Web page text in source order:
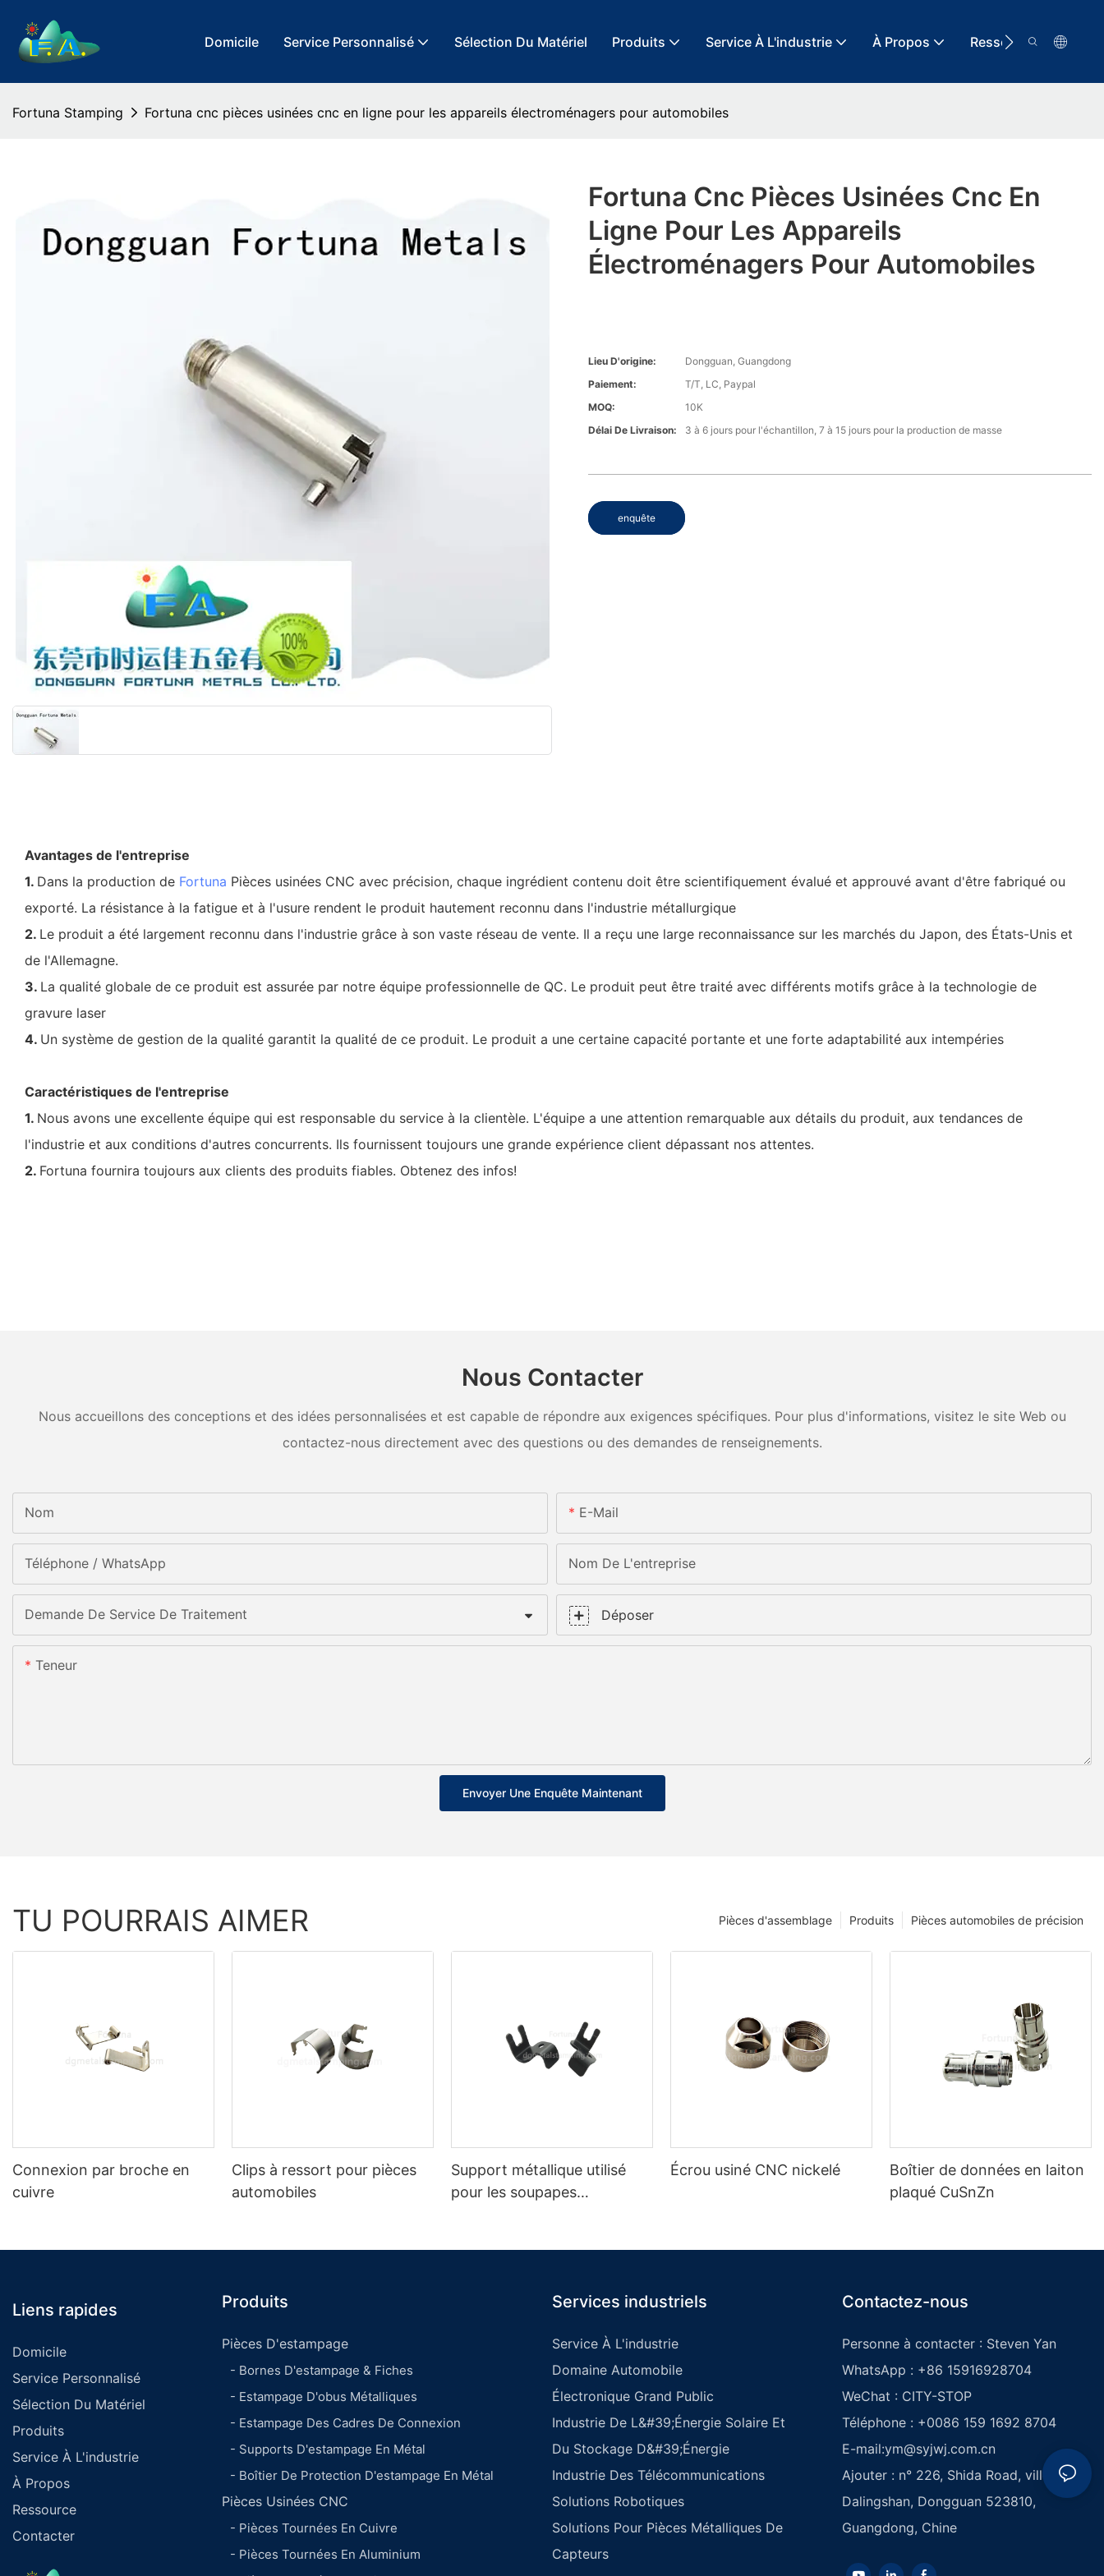
Domicile Service Personnalisé Sélection Du Matériel Produits Service À L'industrie À Propos Ressource
Fortuna Stamping Fortuna cnc pièces usinées cnc en ligne pour les appareils électroménagers pour automobiles
Fortuna Cnc Pièces Usinées Cnc En
Ligne Pour Les Appareils
Électroménagers Pour Automobiles
Lieu D'origine:
Dongguan, Guangdong
Paiement:
T/T, LC, Paypal
MOQ:
10K
Délai De Livraison:
3 à 6 jours pour l'échantillon, 7 à 15 jours pour la production de masse
enquête
Avantages de l'entreprise
1. Dans la production de Fortuna Pièces usinées CNC avec précision, chaque ingrédient contenu doit être scientifiquement évalué et approuvé avant d'être fabriqué ou
exporté. La résistance à la fatigue et à l'usure rendent le produit hautement reconnu dans l'industrie métallurgique
2. Le produit a été largement reconnu dans l'industrie grâce à son vaste réseau de vente. Il a reçu une large reconnaissance sur les marchés du Japon, des États-Unis et
de l'Allemagne.
3. La qualité globale de ce produit est assurée par notre équipe professionnelle de QC. Le produit peut être traité avec différents motifs grâce à la technologie de
gravure laser
4. Un système de gestion de la qualité garantit la qualité de ce produit. Le produit a une certaine capacité portante et une forte adaptabilité aux intempéries
Caractéristiques de l'entreprise
1. Nous avons une excellente équipe qui est responsable du service à la clientèle. L'équipe a une attention remarquable aux détails du produit, aux tendances de
l'industrie et aux conditions d'autres concurrents. Ils fournissent toujours une grande expérience client dépassant nos attentes.
2. Fortuna fournira toujours aux clients des produits fiables. Obtenez des infos!
Nous Contacter
Nous accueillons des conceptions et des idées personnalisées et est capable de répondre aux exigences spécifiques. Pour plus d'informations, visitez le site Web ou
contactez-nous directement avec des questions ou des demandes de renseignements.
Nom E-Mail
Téléphone / WhatsApp Nom De L'entreprise
Demande De Service De Traitement Déposer
Teneur
Envoyer Une Enquête Maintenant
TU POURRAIS AIMER Pièces automobiles de précision
Produits
Pièces d'assemblage
Connexion par broche en
cuivre
Clips à ressort pour pièces
automobiles
Support métallique utilisé
pour les soupapes
Écrou usiné CNC nickelé
Boîtier de données en laiton
plaqué CuSnZn
Liens rapides
Domicile
Service Personnalisé
Sélection Du Matériel
Produits
Service À L'industrie
À Propos
Ressource
Contacter
Produits
Pièces D'estampage
- Bornes D'estampage & Fiches
- Estampage D'obus Métalliques
- Estampage Des Cadres De Connexion
- Supports D'estampage En Métal
- Boîtier De Protection D'estampage En Métal
Pièces Usinées CNC
- Pièces Tournées En Cuivre
- Pièces Tournées En Aluminium
Services industriels
Service À L'industrie
Domaine Automobile
Électronique Grand Public
Industrie De L&#39;énergie Solaire Et
Du Stockage D&#39;énergie
Industrie Des Télécommunications
Solutions Robotiques
Solutions Pour Pièces Métalliques De
Capteurs
Contactez-nous
Personne à contacter : Steven Yan
WhatsApp : +86 15916928704
WeChat : CITY-STOP
Téléphone : +0086 159 1692 8704
E-mail:ym@syjwj.com.cn
Ajouter : n° 226, Shida Road, ville de
Dalingshan, Dongguan 523810,
Guangdong, Chine